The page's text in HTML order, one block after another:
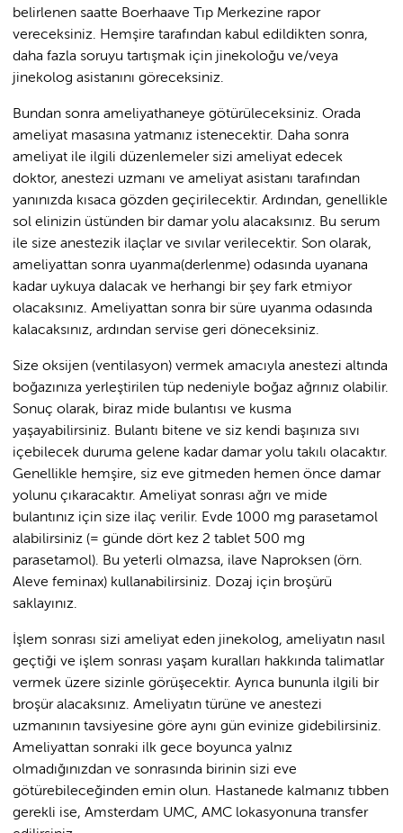
belirlenen saatte Boerhaave Tıp Merkezine rapor
vereceksiniz. Hemşire tarafından kabul edildikten sonra,
daha fazla soruyu tartışmak için jinekoloğu ve/veya
jinekolog asistanını göreceksiniz.
Bundan sonra ameliyathaneye götürüleceksiniz. Orada
ameliyat masasına yatmanız istenecektir. Daha sonra
ameliyat ile ilgili düzenlemeler sizi ameliyat edecek
doktor, anestezi uzmanı ve ameliyat asistanı tarafından
yanınızda kısaca gözden geçirilecektir. Ardından, genellikle
sol elinizin üstünden bir damar yolu alacaksınız. Bu serum
ile size anestezik ilaçlar ve sıvılar verilecektir. Son olarak,
ameliyattan sonra uyanma(derlenme) odasında uyanana
kadar uykuya dalacak ve herhangi bir şey fark etmiyor
olacaksınız. Ameliyattan sonra bir süre uyanma odasında
kalacaksınız, ardından servise geri döneceksiniz.
Size oksijen (ventilasyon) vermek amacıyla anestezi altında
boğazınıza yerleştirilen tüp nedeniyle boğaz ağrınız olabilir.
Sonuç olarak, biraz mide bulantısı ve kusma
yaşayabilirsiniz. Bulantı bitene ve siz kendi başınıza sıvı
içebilecek duruma gelene kadar damar yolu takılı olacaktır.
Genellikle hemşire, siz eve gitmeden hemen önce damar
yolunu çıkaracaktır. Ameliyat sonrası ağrı ve mide
bulantınız için size ilaç verilir. Evde 1000 mg parasetamol
alabilirsiniz (= günde dört kez 2 tablet 500 mg
parasetamol). Bu yeterli olmazsa, ilave Naproksen (örn.
Aleve feminax) kullanabilirsiniz. Dozaj için broşürü
saklayınız.
İşlem sonrası sizi ameliyat eden jinekolog, ameliyatın nasıl
geçtiği ve işlem sonrası yaşam kuralları hakkında talimatlar
vermek üzere sizinle görüşecektir. Ayrıca bununla ilgili bir
broşür alacaksınız. Ameliyatın türüne ve anestezi
uzmanının tavsiyesine göre aynı gün evinize gidebilirsiniz.
Ameliyattan sonraki ilk gece boyunca yalnız
olmadığınızdan ve sonrasında birinin sizi eve
götürebileceğinden emin olun. Hastanede kalmanız tıbben
gerekli ise, Amsterdam UMC, AMC lokasyonuna transfer